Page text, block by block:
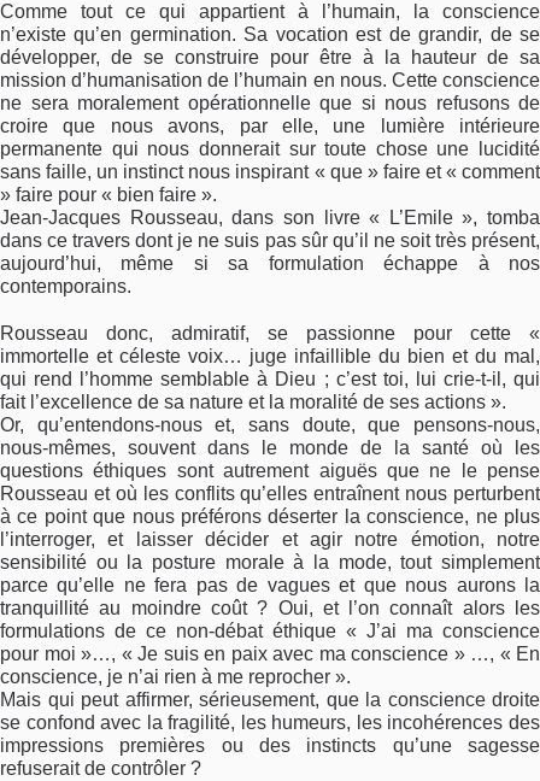
Comme tout ce qui appartient à l’humain, la conscience
n’existe qu’en germination. Sa vocation est de grandir, de se
développer, de se construire pour être à la hauteur de sa
mission d’humanisation de l’humain en nous. Cette conscience
ne sera moralement opérationnelle que si nous refusons de
croire que nous avons, par elle, une lumière intérieure
permanente qui nous donnerait sur toute chose une lucidité
sans faille, un instinct nous inspirant « que » faire et « comment
» faire pour « bien faire ».
Jean-Jacques Rousseau, dans son livre « L’Emile », tomba
dans ce travers dont je ne suis pas sûr qu’il ne soit très présent,
aujourd’hui, même si sa formulation échappe à nos
contemporains.
Rousseau donc, admiratif, se passionne pour cette «
immortelle et céleste voix… juge infaillible du bien et du mal,
qui rend l’homme semblable à Dieu ; c’est toi, lui crie-t-il, qui
fait l’excellence de sa nature et la moralité de ses actions ».
Or, qu’entendons-nous et, sans doute, que pensons-nous,
nous-mêmes, souvent dans le monde de la santé où les
questions éthiques sont autrement aiguës que ne le pense
Rousseau et où les conflits qu’elles entraînent nous perturbent
à ce point que nous préférons déserter la conscience, ne plus
l’interroger, et laisser décider et agir notre émotion, notre
sensibilité ou la posture morale à la mode, tout simplement
parce qu’elle ne fera pas de vagues et que nous aurons la
tranquillité au moindre coût ? Oui, et l’on connaît alors les
formulations de ce non-débat éthique « J’ai ma conscience
pour moi »…, « Je suis en paix avec ma conscience » …, « En
conscience, je n’ai rien à me reprocher ».
Mais qui peut affirmer, sérieusement, que la conscience droite
se confond avec la fragilité, les humeurs, les incohérences des
impressions premières ou des instincts qu’une sagesse
refuserait de contrôler ?